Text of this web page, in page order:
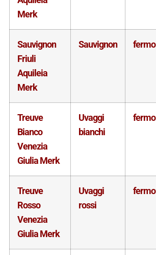
Merk
Sauvignon
Friuli
Aquileia
Merk
Sauvignon fermo
Treuve
Bianco
Venezia
Giulia Merk
Uvaggi
bianchi
fermo
Treuve
Rosso
Venezia
Giulia Merk
Uvaggi
rossi
fermo